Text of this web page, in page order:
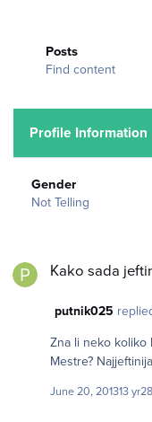
Posts
Find content
Profile Information
Gender
Not Telling
Kako sada
putnik025
Zna li neko koliko
Mestre?
June 20, 201313 yr